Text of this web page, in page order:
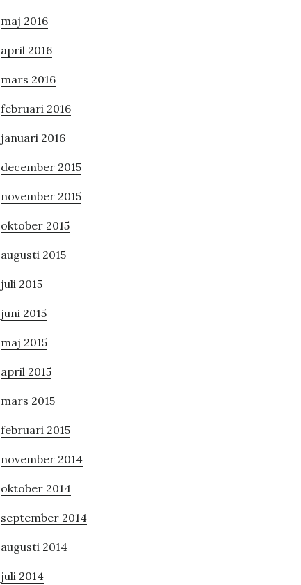
maj 2016
april 2016
mars 2016
februari 2016
januari 2016
december 2015
november 2015
oktober 2015
augusti 2015
juli 2015
juni 2015
maj 2015
april 2015
mars 2015
februari 2015
november 2014
oktober 2014
september 2014
augusti 2014
juli 2014